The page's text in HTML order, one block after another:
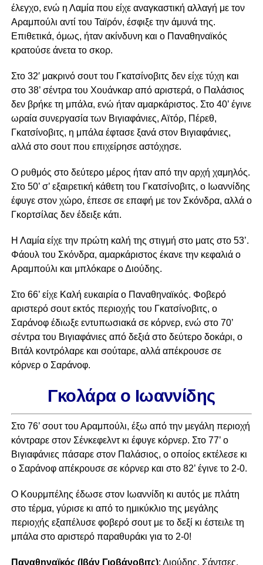
έλεγχο, ενώ η Λαμία που είχε αναγκαστική αλλαγή με τον
Αραμπούλι αντί του Ταϊρόν, έσφιξε την άμυνά της.
Επιθετικά, όμως, ήταν ακίνδυνη και ο Παναθηναϊκός
κρατούσε άνετα το σκορ.
Στο 32′ μακρινό σουτ του Γκατσίνοβιτς δεν είχε τύχη και
στο 38’ σέντρα του Χουάνκαρ από αριστερά, ο Παλάσιος
δεν βρήκε τη μπάλα, ενώ ήταν αμαρκάριστος. Στο 40’ έγινε
ωραία συνεργασία των Βιγιαφάνιες, Αϊτόρ, Πέρεθ,
Γκατσίνοβιτς, η μπάλα έφτασε ξανά στον Βιγιαφάνιες,
αλλά στο σουτ που επιχείρησε αστόχησε.
Ο ρυθμός στο δεύτερο μέρος ήταν από την αρχή χαμηλός.
Στο 50’ σ’ εξαιρετική κάθετη του Γκατσίνοβιτς, ο Ιωαννίδης
έφυγε στον χώρο, έπεσε σε επαφή με τον Σκόνδρα, αλλά ο
Γκορτσίλας δεν έδειξε κάτι.
Η Λαμία είχε την πρώτη καλή της στιγμή στο ματς στο 53’.
Φάουλ του Σκόνδρα, αμαρκάριστος έκανε την κεφαλιά ο
Αραμπούλι και μπλόκαρε ο Διούδης.
Στο 66’ είχε Καλή ευκαιρία ο Παναθηναϊκός. Φοβερό
αριστερό σουτ εκτός περιοχής του Γκατσίνοβιτς, ο
Σαράνοφ έδιωξε εντυπωσιακά σε κόρνερ, ενώ στο 70’
σέντρα του Βιγιαφάνιες από δεξιά στο δεύτερο δοκάρι, ο
Βιτάλ κοντρόλαρε και σούταρε, αλλά απέκρουσε σε
κόρνερ ο Σαράνοφ.
Γκολάρα ο Ιωαννίδης
Στο 76’ σουτ του Αραμπούλι, έξω από την μεγάλη περιοχή
κόντραρε στον Σένκεφελντ κι έφυγε κόρνερ. Στο 77’ ο
Βιγιαφάνιες πάσαρε στον Παλάσιος, ο οποίος εκτέλεσε κι
ο Σαράνοφ απέκρουσε σε κόρνερ και στο 82’ έγινε το 2-0.
Ο Κουρμπέλης έδωσε στον Ιωαννίδη κι αυτός με πλάτη
στο τέρμα, γύρισε κι από το ημικύκλιο της μεγάλης
περιοχής εξαπέλυσε φοβερό σουτ με το δεξί κι έστειλε τη
μπάλα στο αριστερό παραθυράκι για το 2-0!
Παναθηναϊκός (Ιβάν Γιοβάνοβιτς): Διούδης, Σάντσες,